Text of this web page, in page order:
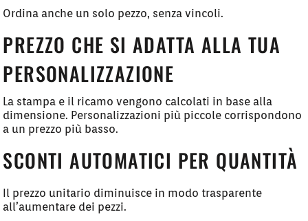
Ordina anche un solo pezzo, senza vincoli.
PREZZO CHE SI ADATTA ALLA TUA
PERSONALIZZAZIONE
La stampa e il ricamo vengono calcolati in base alla
dimensione. Personalizzazioni più piccole corrispondono
a un prezzo più basso.
SCONTI AUTOMATICI PER QUANTITÀ
Il prezzo unitario diminuisce in modo trasparente
all’aumentare dei pezzi.